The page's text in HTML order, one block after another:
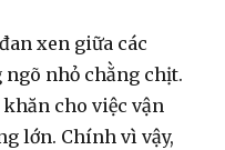
xen giữa các
ngõ nhỏ chằng chịt.
cho việc vận
lớn. Chính vì vậy,